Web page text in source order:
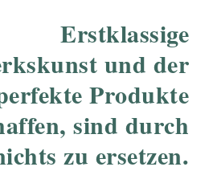
Erstklassige
und der
Produkte
sind durch
zu ersetzen.